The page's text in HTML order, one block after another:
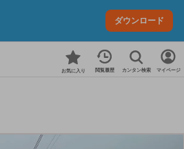
ダウンロード
お気に入り 閲覧履歴 カンタン検索 マイページ